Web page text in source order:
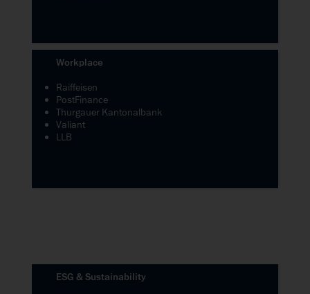
Workplace
Raiffeisen
PostFinance
Thurgauer Kantonalbank
Valiant
LLB
ESG & Sustainability